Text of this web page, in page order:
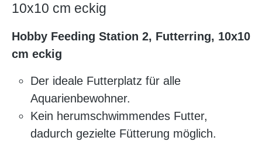
10x10 cm eckig
Hobby Feeding Station 2, Futterring, 10x10
cm eckig
Der ideale Futterplatz für alle
Aquarienbewohner.
Kein herumschwimmendes Futter,
dadurch gezielte Fütterung möglich.